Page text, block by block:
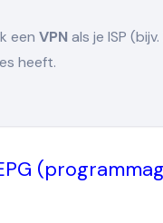
een VPNals je ISP
heeft.